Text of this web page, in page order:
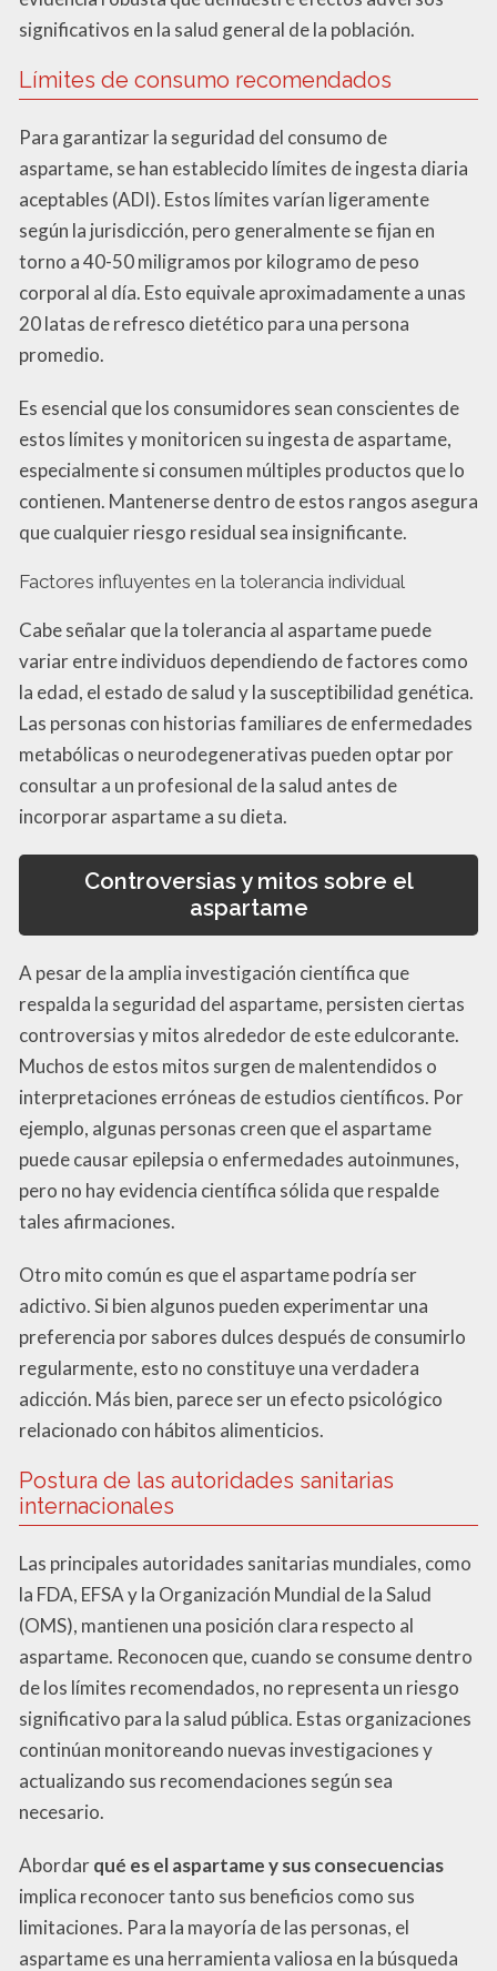
significativos en la salud general de la población.
Límites de consumo recomendados
Para garantizar la seguridad del consumo de
aspartame, se han establecido límites de ingesta diaria
aceptables (ADI). Estos límites varían ligeramente
según la jurisdicción, pero generalmente se fijan en
torno a 40-50 miligramos por kilogramo de peso
corporal al día. Esto equivale aproximadamente a unas
20 latas de refresco dietético para una persona
promedio.
Es esencial que los consumidores sean conscientes de
estos límites y monitoricen su ingesta de aspartame,
especialmente si consumen múltiples productos que lo
contienen. Mantenerse dentro de estos rangos asegura
que cualquier riesgo residual sea insignificante.
Factores influyentes en la tolerancia individual
Cabe señalar que la tolerancia al aspartame puede
variar entre individuos dependiendo de factores como
la edad, el estado de salud y la susceptibilidad genética.
Las personas con historias familiares de enfermedades
metabólicas o neurodegenerativas pueden optar por
consultar a un profesional de la salud antes de
incorporar aspartame a su dieta.
Controversias y mitos sobre el
aspartame
A pesar de la amplia investigación científica que
respalda la seguridad del aspartame, persisten ciertas
controversias y mitos alrededor de este edulcorante.
Muchos de estos mitos surgen de malentendidos o
interpretaciones erróneas de estudios científicos. Por
ejemplo, algunas personas creen que el aspartame
puede causar epilepsia o enfermedades autoinmunes,
pero no hay evidencia científica sólida que respalde
tales afirmaciones.
Otro mito común es que el aspartame podría ser
adictivo. Si bien algunos pueden experimentar una
preferencia por sabores dulces después de consumirlo
regularmente, esto no constituye una verdadera
adicción. Más bien, parece ser un efecto psicológico
relacionado con hábitos alimenticios.
Postura de las autoridades sanitarias
internacionales
Las principales autoridades sanitarias mundiales, como
la FDA, EFSA y la Organización Mundial de la Salud
(OMS), mantienen una posición clara respecto al
aspartame. Reconocen que, cuando se consume dentro
de los límites recomendados, no representa un riesgo
significativo para la salud pública. Estas organizaciones
continúan monitoreando nuevas investigaciones y
actualizando sus recomendaciones según sea
necesario.
Abordarqué es el aspartame y sus consecuencias
implica reconocer tanto sus beneficios como sus
limitaciones. Para la mayoría de las personas, el
aspartame es una herramienta valiosa en la búsqueda